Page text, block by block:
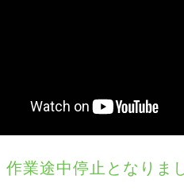
業途中停止となりま